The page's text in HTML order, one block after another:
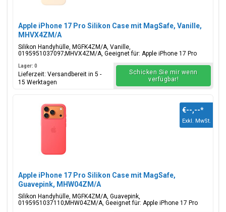
Apple iPhone 17 Pro Silikon Case mit MagSafe, Vanille,
MHVX4ZM/A
Silikon Handyhülle, MGFK4ZM/A, Vanille,
0195951037097;MHVX4ZM/A, Geeignet für: Apple iPhone 17 Pro
Lager: 0
Lieferzeit: Versandbereit in 5 -
15 Werktagen
Schicken Sie mir wenn
verfügbar!
Apple iPhone 17 Pro Silikon Case mit MagSafe,
Guavepink, MHW04ZM/A
Silikon Handyhülle, MGFK4ZM/A, Guavepink,
0195951037110;MHW04ZM/A, Geeignet für: Apple iPhone 17 Pro
€--,--*
Exkl. MwSt.